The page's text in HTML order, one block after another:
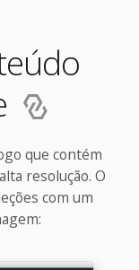
que contém
resolução. O
com um